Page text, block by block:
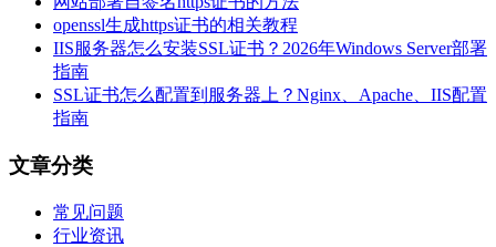
openssl生成https证书的相关教程
IIS服务器怎么安装SSL证书？2026年Windows Server部署
指南
SSL证书怎么配置到服务器上？Nginx、Apache、IIS配置
指南
文章分类
常见问题
行业资讯